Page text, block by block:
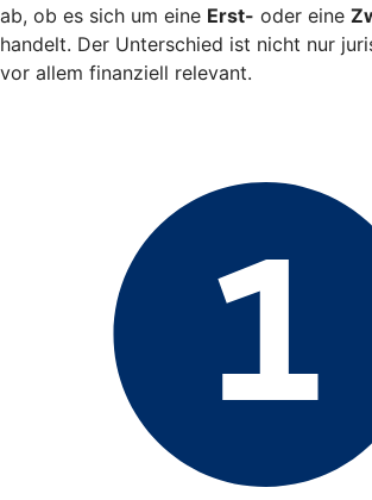
ab, ob es sich um eine Erst- oder eine
handelt. Der Unterschied ist nicht nur
vor allem finanziell relevant.